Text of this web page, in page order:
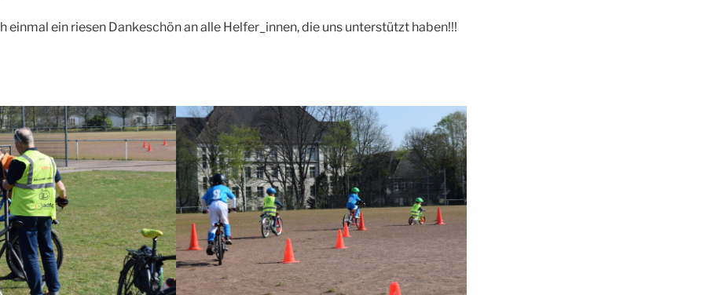
einmal ein riesen Dankeschön an alle Helfer_innen, die uns unterstützt haben!!!